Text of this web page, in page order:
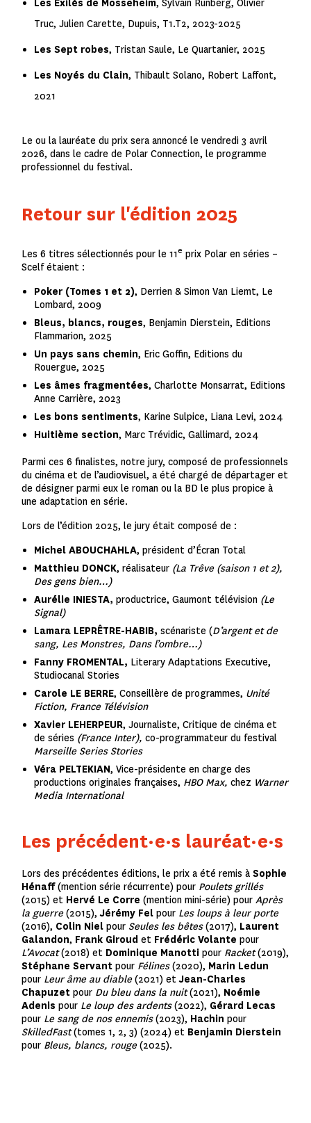
Les Exilés de Mosseheim, Sylvain Runberg, Olivier
Truc, Julien Carette, Dupuis, T1.T2, 2023-2025
Les Sept robes, Tristan Saule, Le Quartanier, 2025
Les Noyés du Clain, Thibault Solano, Robert Laffont,
2021
Le ou la lauréate du prix sera annoncé le vendredi 3 avril
2026, dans le cadre de Polar Connection, le programme
professionnel du festival.
Retour sur l'édition 2025
Les 6 titres sélectionnés pour le 11e prix Polar en séries –
Scelf étaient :
Poker (Tomes 1 et 2), Derrien & Simon Van Liemt, Le
Lombard, 2009
Bleus, blancs, rouges, Benjamin Dierstein, Editions
Flammarion, 2025
Un pays sans chemin, Eric Goffin, Editions du
Rouergue, 2025
Les âmes fragmentées, Charlotte Monsarrat, Editions
Anne Carrière, 2023
Les bons sentiments, Karine Sulpice, Liana Levi, 2024
Huitième section, Marc Trévidic, Gallimard, 2024
Parmi ces 6 finalistes, notre jury, composé de professionnels
du cinéma et de l’audiovisuel, a été chargé de départager et
de désigner parmi eux le roman ou la BD le plus propice à
une adaptation en série.
Lors de l’édition 2025, le jury était composé de :
Michel ABOUCHAHLA, président d’Écran Total
Matthieu DONCK, réalisateur (La Trêve (saison 1 et 2),
Des gens bien…)
Aurélie INIESTA, productrice, Gaumont télévision (Le
Signal)
Lamara LEPRÊTRE-HABIB, scénariste (D’argent et de
sang, Les Monstres, Dans l’ombre…)
Fanny FROMENTAL, Literary Adaptations Executive,
Studiocanal Stories
Carole LE BERRE, Conseillère de programmes, Unité
Fiction, France Télévision
Xavier LEHERPEUR, Journaliste, Critique de cinéma et
de séries (France Inter), co-programmateur du festival
Marseille Series Stories
Véra PELTEKIAN, Vice-présidente en charge des
productions originales françaises, HBO Max, chez Warner
Media International
Les précédent·e·s lauréat·e·s
Lors des précédentes éditions, le prix a été remis àSophie
Hénaff(mention série récurrente) pour Poulets grillés
(2015) et Hervé Le Corre (mention mini-série) pourAprès
la guerre(2015),Jérémy Fel pour Les loups à leur porte
(2016), Colin Nielpour Seules les bêtes(2017), Laurent
Galandon, Frank Giroud et Frédéric Volante pour
L’Avocat(2018) et Dominique Manotti pour Racket(2019),
Stéphane Servantpour Félines(2020), Marin Ledun
pour Leur âme au diable(2021) etJean-Charles
Chapuzet pour Du bleu dans la nuit(2021), Noémie
Adenis pour Le loup des ardents(2022), Gérard Lecas
pour Le sang de nos ennemis(2023), Hachin pour
SkilledFast(tomes 1, 2, 3) (2024) et Benjamin Dierstein
pour Bleus, blancs, rouge(2025).